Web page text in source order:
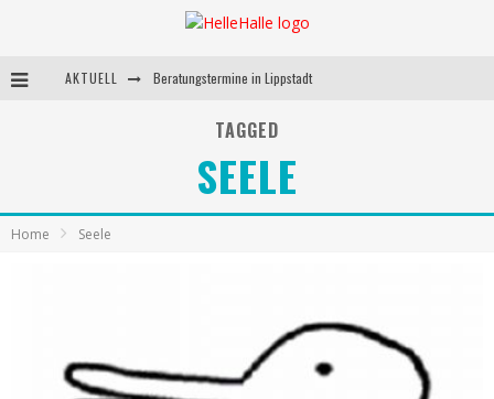
AKTUELL Beratungstermine in Lippstadt
Behandlungstermine in Lippstadt
Andrea Miorin-Bellermann
Kolumne-Ernährungsumstellung
TAGGED
SEELE
Home Seele